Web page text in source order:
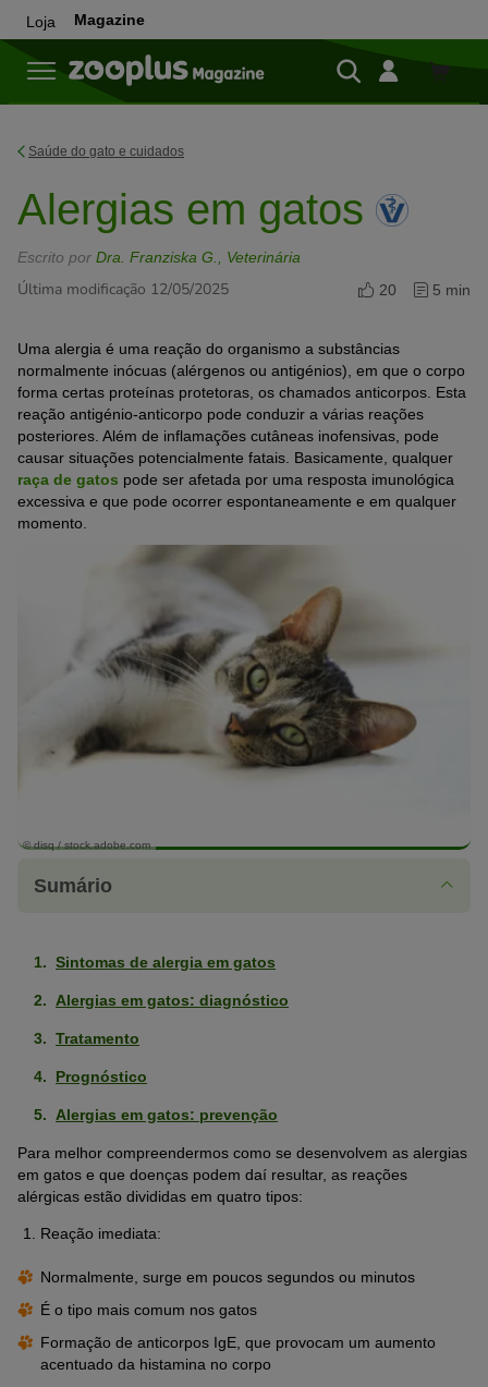
Loja Magazine
Loja
Saúde do gato e cuidados
Alergias em gatos
Escrito por Dra. Franziska G., Veterinária
Última modificação 12/05/2025 20 5 min
Uma alergia é uma reação do organismo a substâncias
normalmente inócuas (alérgenos ou antigénios), em que o corpo
forma certas proteínas protetoras, os chamados anticorpos. Esta
reação antigénio-anticorpo pode conduzir a várias reações
posteriores. Além de inflamações cutâneas inofensivas, pode
causar situações potencialmente fatais. Basicamente, qualquer
raça de gatos pode ser afetada por uma resposta imunológica
excessiva e que pode ocorrer espontaneamente e em qualquer
momento.
© disq / stock.adobe.com
Sumário
Sintomas de alergia em gatos
Alergias em gatos: diagnóstico
Tratamento
Prognóstico
Alergias em gatos: prevenção
Para melhor compreendermos como se desenvolvem as alergias
em gatos e que doenças podem daí resultar, as reações
alérgicas estão divididas em quatro tipos:
Reação imediata:
Normalmente, surge em poucos segundos ou minutos
É o tipo mais comum nos gatos
Formação de anticorpos IgE, que provocam um aumento
acentuado da histamina no corpo